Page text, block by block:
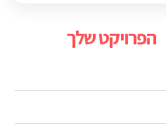
הפרויקט שלך